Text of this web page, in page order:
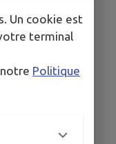
ils seront
indiquée, que
Un cookie est
terminal
Politique